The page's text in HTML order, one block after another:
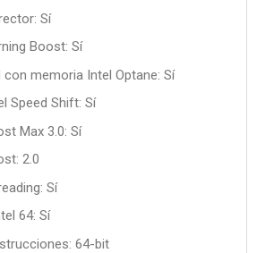
Sí
Boost: Sí
memoria Intel Optane: Sí
Speed Shift: Sí
Max 3.0: Sí
2.0
Sí
64: Sí
64-bit